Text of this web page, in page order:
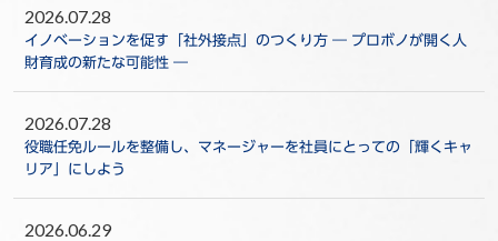
2026.07.28
イノベーションを促す「社外接点」のつくり方 ― プロボノが開く人
財育成の新たな可能性 ―
2026.07.28
役職任免ルールを整備し、マネージャーを社員にとっての「輝くキャ
リア」にしよう
2026.06.29